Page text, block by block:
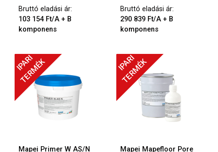
Bruttó eladási ár:
103 154 Ft/A + B
komponens
Bruttó eladási ár:
290 839 Ft/A + B
komponens
IPARI
TERMÉK
Mapei Primer W AS/N
IPARI
TERMÉK
Mapei Mapefloor Pore